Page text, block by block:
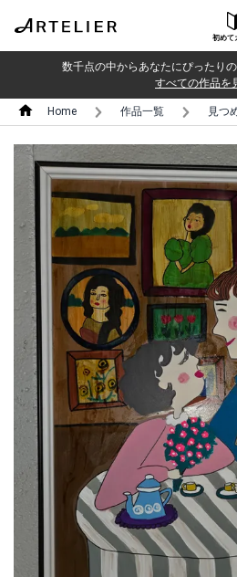
初めて
数千点の中からあなたにぴったり
すべての作品を
Home 作品一覧 見つ